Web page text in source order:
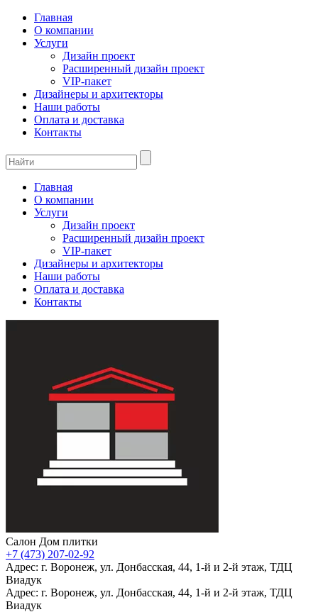
Главная
О компании
Услуги
Дизайн проект
Расширенный дизайн проект
VIP-пакет
Дизайнеры и архитекторы
Наши работы
Оплата и доставка
Контакты
Главная
О компании
Услуги
Дизайн проект
Расширенный дизайн проект
VIP-пакет
Дизайнеры и архитекторы
Наши работы
Оплата и доставка
Контакты
Салон Дом плитки
+7 (473) 207-02-92
Адрес: г. Воронеж, ул. Донбасская, 44, 1-й и 2-й этаж, ТДЦ
Виадук
Адрес: г. Воронеж, ул. Донбасская, 44, 1-й и 2-й этаж, ТДЦ
Виадук